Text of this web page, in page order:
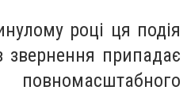
році ця подія
звернення припадає